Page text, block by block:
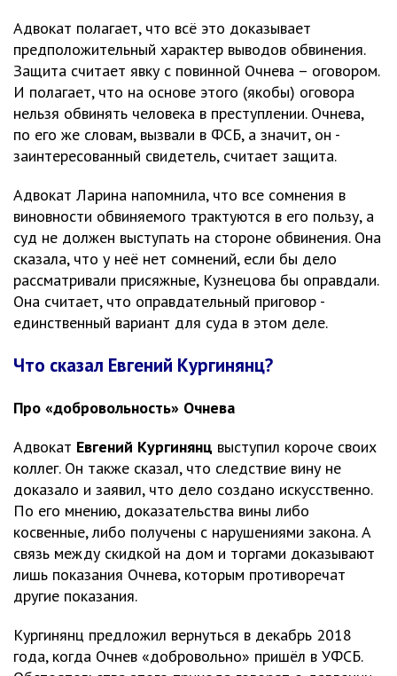
Адвокат полагает, что всё это доказывает
предположительный характер выводов обвинения.
Защита считает явку с повинной Очнева – оговором.
И полагает, что на основе этого (якобы) оговора
нельзя обвинять человека в преступлении. Очнева,
по его же словам, вызвали в ФСБ, а значит, он -
заинтересованный свидетель, считает защита.
Адвокат Ларина напомнила, что все сомнения в
виновности обвиняемого трактуются в его пользу, а
суд не должен выступать на стороне обвинения. Она
сказала, что у неё нет сомнений, если бы дело
рассматривали присяжные, Кузнецова бы оправдали.
Она считает, что оправдательный приговор -
единственный вариант для суда в этом деле.
Что сказал Евгений Кургинянц?
Про «добровольность» Очнева
Адвокат Евгений Кургинянц выступил короче своих
коллег. Он также сказал, что следствие вину не
доказало и заявил, что дело создано искусственно.
По его мнению, доказательства вины либо
косвенные, либо получены с нарушениями закона. А
связь между скидкой на дом и торгами доказывают
лишь показания Очнева, которым противоречат
другие показания.
Кургинянц предложил вернуться в декабрь 2018
года, когда Очнев «добровольно» пришёл в УФСБ.